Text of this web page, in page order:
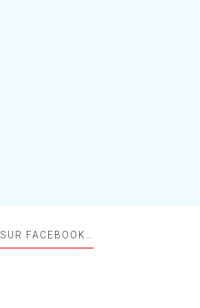
SUR FACEBOOK…